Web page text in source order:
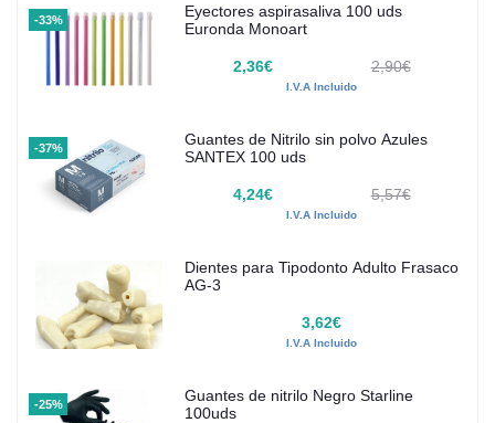
-33%
Eyectores aspirasaliva 100 uds
Euronda Monoart
2,36€ 2,90€
I.V.A Incluido
-37%
Guantes de Nitrilo sin polvo Azules
SANTEX 100 uds
4,24€ 5,57€
I.V.A Incluido
Dientes para Tipodonto Adulto Frasaco
AG-3
3,62€
I.V.A Incluido
-25%
Guantes de nitrilo Negro Starline
100uds